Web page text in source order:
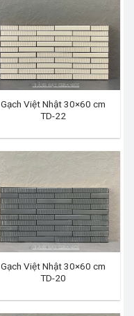
Gạch Việt Nhật 30×60 cm
TD-22
Gạch Việt Nhật 30×60 cm
TD-20